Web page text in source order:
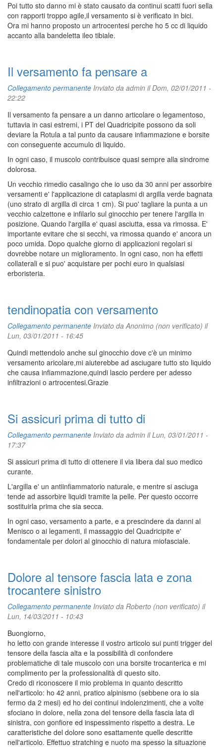
Poi tutto sto danno mi è stato causato da continui scatti fuori sella
con rapporti troppo agile,il versamento si è verificato in bici.
Ora mi hanno proposto un artrocentesi perche ho 5 cc di liquido
accanto alla bandeletta ileo tibiale.
Il versamento fa pensare a
Collegamento permanente Inviato da admin il Dom, 02/01/2011 -
22:22
Il versamento fa pensare a un danno articolare o legamentoso,
tuttavia in casi estremi, i PT del Quadricipite possono da soli
deviare la Rotula a tal punto da causare infiammazione e borsite
con conseguente accumulo di liquido.
In ogni caso, il muscolo contribuisce quasi sempre alla sindrome
dolorosa.
Un vecchio rimedio casalingo che io uso da 30 anni per assorbire
versamenti e' l'applicazione di cataplasmi di argilla verde bagnata
(uno strato di argilla di circa 1 cm). Si puo' tagliare la punta a un
vecchio calzettone e infilarlo sul ginocchio per tenere l'argilla in
posizione. Quando l'argilla e' quasi asciutta, essa va rimossa. E'
importante evitare che si secchi, va rimossa quando e' ancora un
poco umida. Dopo qualche giorno di applicazioni regolari si
dovrebbe notare un miglioramento. In ogni caso, non ha effetti
collaterali e si puo' acquistare per pochi euro in qualsiasi
erboristeria.
tendinopatia con versamento
Collegamento permanente Inviato daAnonimo (non verificato) il
Lun, 03/01/2011 - 16:45
Quindi mettendolo anche sul ginocchio dove c'è un minimo
versamento aricolare,mi aiuterebbe ad asciugare tutto sto liquido
che causa infiammazione,quindi lascio perdere per adesso
infiltrazioni o artrocentesi.Grazie
Si assicuri prima di tutto di
Collegamento permanente Inviato da admin il Lun, 03/01/2011 -
17:37
Si assicuri prima di tutto di ottenere il via libera dal suo medico
curante.
L'argilla e' un antiinfiammatorio naturale, e mentre si asciuga
tende ad assorbire liquidi tramite la pelle. Per questo occorre
sostituirla prima che sia secca.
In ogni caso, versamento a parte, e a prescindere da danni al
Menisco o ai legamenti, il massaggio del Quadricipite e'
fondamentale per dolori al ginocchio di natura miofasciale.
Dolore al tensore fascia lata e zona
trocantere sinistro
Collegamento permanente Inviato da Roberto (non verificato) il
Lun, 14/03/2011 - 10:43
Buongiorno,
ho letto con grande interesse il vostro articolo sui punti trigger del
tensore della fascia alta e la possibilità di confondere
problematiche di tale muscolo con una borsite trocanterica e mi
complimento per la professionalità di questo sito.
Credo di riconoscere il mio problema in quanto descritto
nell'articolo: ho 42 anni, pratico alpinismo (sebbene ora io sia
fermo da 2 mesi) ed ho dei continui indolenzimenti, che a volte
sfociano in dolore, nella zona del tensore della fascia lata di
sinistra, con gonfiore ed inspessimento rispetto a destra. Le
caratteristiche del dolore sono esattamente quelle descritte
nell'articolo. Effettuo stratching e nuoto ma spesso la situazione